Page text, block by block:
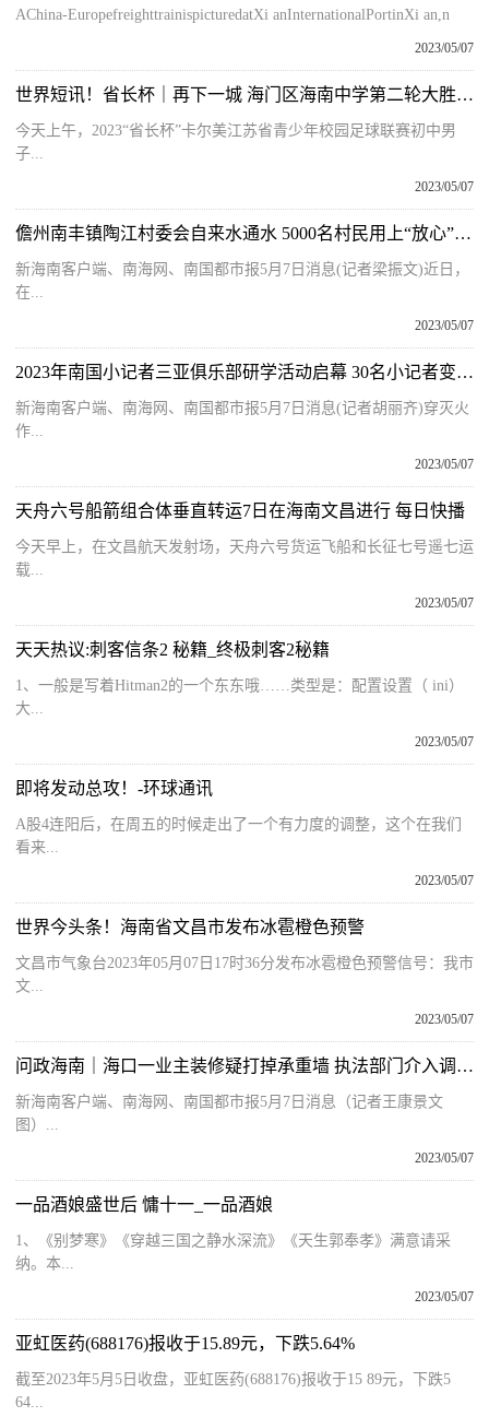
AChina-EuropefreighttrainispicturedatXi anInternationalPortinXi an,n
2023/05/07
世界短讯！省长杯｜再下一城 海门区海南中学第二轮大胜对手
今天上午，2023“省长杯”卡尔美江苏省青少年校园足球联赛初中男
子...
2023/05/07
儋州南丰镇陶江村委会自来水通水 5000名村民用上“放心”水 焦点速讯
新海南客户端、南海网、南国都市报5月7日消息(记者梁振文)近日，
在...
2023/05/07
2023年南国小记者三亚俱乐部研学活动启幕 30名小记者变身小消防员 当前通讯
新海南客户端、南海网、南国都市报5月7日消息(记者胡丽齐)穿灭火
作...
2023/05/07
天舟六号船箭组合体垂直转运7日在海南文昌进行 每日快播
今天早上，在文昌航天发射场，天舟六号货运飞船和长征七号遥七运
载...
2023/05/07
天天热议:刺客信条2 秘籍_终极刺客2秘籍
1、一般是写着Hitman2的一个东东哦……类型是：配置设置（ ini）
大...
2023/05/07
即将发动总攻！-环球通讯
A股4连阳后，在周五的时候走出了一个有力度的调整，这个在我们
看来...
2023/05/07
世界今头条！海南省文昌市发布冰雹橙色预警
文昌市气象台2023年05月07日17时36分发布冰雹橙色预警信号：我市
文...
2023/05/07
问政海南｜海口一业主装修疑打掉承重墙 执法部门介入调查 快看
新海南客户端、南海网、南国都市报5月7日消息（记者王康景文
图）...
2023/05/07
一品酒娘盛世后 慵十一_一品酒娘
1、《别梦寒》《穿越三国之静水深流》《天生郭奉孝》满意请采
纳。本...
2023/05/07
亚虹医药(688176)报收于15.89元，下跌5.64%
截至2023年5月5日收盘，亚虹医药(688176)报收于15 89元，下跌5
64...